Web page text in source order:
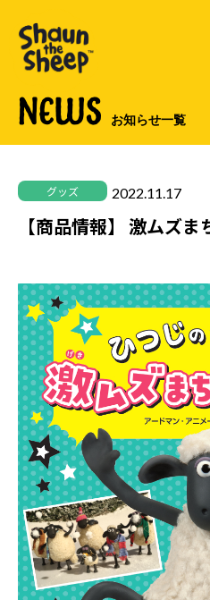
NEWS お知らせ一覧
グッズ 2022.11.17
【商品情報】 激ムズ